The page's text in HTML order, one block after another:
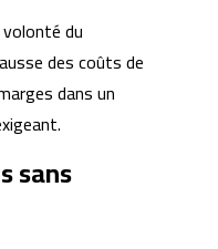
du
des coûts de
dans un
sans